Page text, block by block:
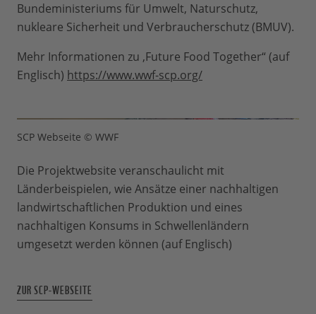
Bundeministeriums für Umwelt, Naturschutz,
nukleare Sicherheit und Verbraucherschutz (BMUV).
Mehr Informationen zu ‚Future Food Together“ (auf
Englisch) https://www.wwf-scp.org/
SCP Webseite © WWF
Die Projektwebsite veranschaulicht mit
Länderbeispielen, wie Ansätze einer nachhaltigen
landwirtschaftlichen Produktion und eines
nachhaltigen Konsums in Schwellenländern
umgesetzt werden können (auf Englisch)
ZUR SCP-WEBSEITE